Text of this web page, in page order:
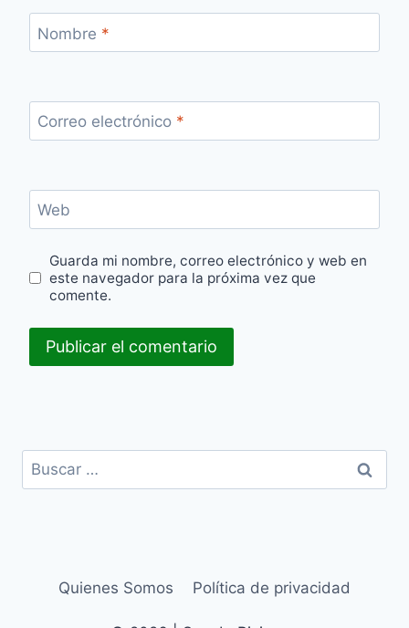
Nombre *
Correo electrónico *
Web
Guarda mi nombre, correo electrónico y web en
este navegador para la próxima vez que
comente.
Buscar:
Quienes Somos Política de privacidad